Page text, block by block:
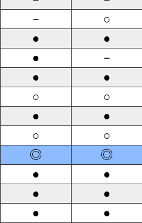
－ ○
● ●
● －
● ●
○ ○
● ●
○ ○
◎ ◎
● ●
● ●
● ●